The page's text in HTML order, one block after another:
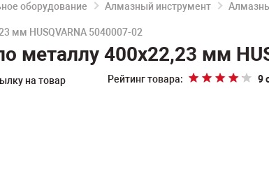
оборудование Алмазный инструмент
мм HUSQVARNA 5040007-02
металлу 400х22,23 мм
Рейтинг товара: 9